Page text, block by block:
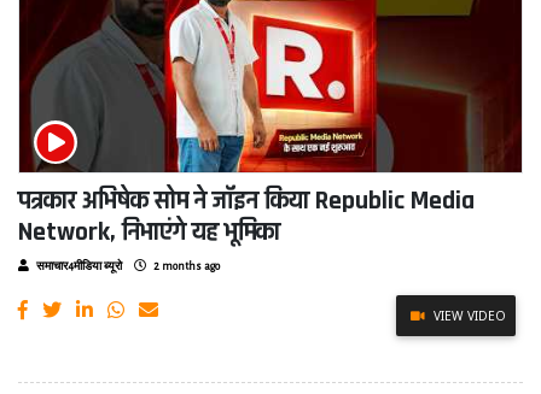
पत्रकार अभिषेक सोम ने जॉइन किया Republic Media
Network, निभाएंगे यह भूमिका
समाचार4मीडिया ब्यूरो 2 months ago
VIEW VIDEO